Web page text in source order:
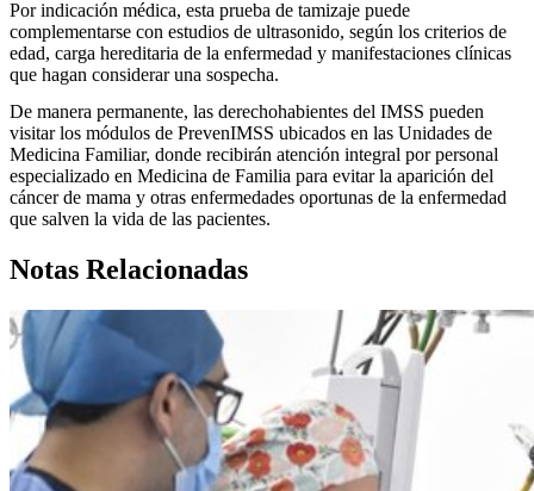
Por indicación médica, esta prueba de tamizaje puede
complementarse con estudios de ultrasonido, según los criterios de
edad, carga hereditaria de la enfermedad y manifestaciones clínicas
que hagan considerar una sospecha.
De manera permanente, las derechohabientes del IMSS pueden
visitar los módulos de PrevenIMSS ubicados en las Unidades de
Medicina Familiar, donde recibirán atención integral por personal
especializado en Medicina de Familia para evitar la aparición del
cáncer de mama y otras enfermedades oportunas de la enfermedad
que salven la vida de las pacientes.
Notas Relacionadas